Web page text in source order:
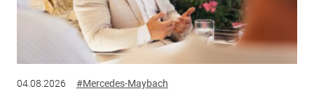
04.08.2026 #Mercedes-Maybach